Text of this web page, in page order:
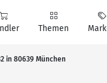
Themen
in 80639 München